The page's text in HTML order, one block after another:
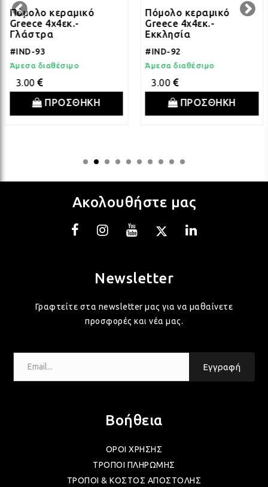
Πόμολο κεραμικό
Greece 4x4εκ.-
Γλάστρα
#IND-93
Άμεσα διαθέσιμο
3.00
ΠΡΟΣΘΗΚΗ
Πόμολο κεραμικό
Greece 4x4εκ.-
Εκκλησία
#IND-92
Άμεσα διαθέσιμο
3.00
ΠΡΟΣΘΗΚΗ
Ακολουθήστε μας
Newsletter
Γραφτείτε στα newsletter μας για να μαθαίνετε
προσφορές και νέα μας.
Εγγραφή
Βοήθεια
ΟΡΟΙ ΧΡΗΣΗΣ
ΤΡΟΠΟΙ ΠΛΗΡΩΜΗΣ
ΤΡΟΠΟΙ & ΚΟΣΤΟΣ ΑΠΟΣΤΟΛΗΣ